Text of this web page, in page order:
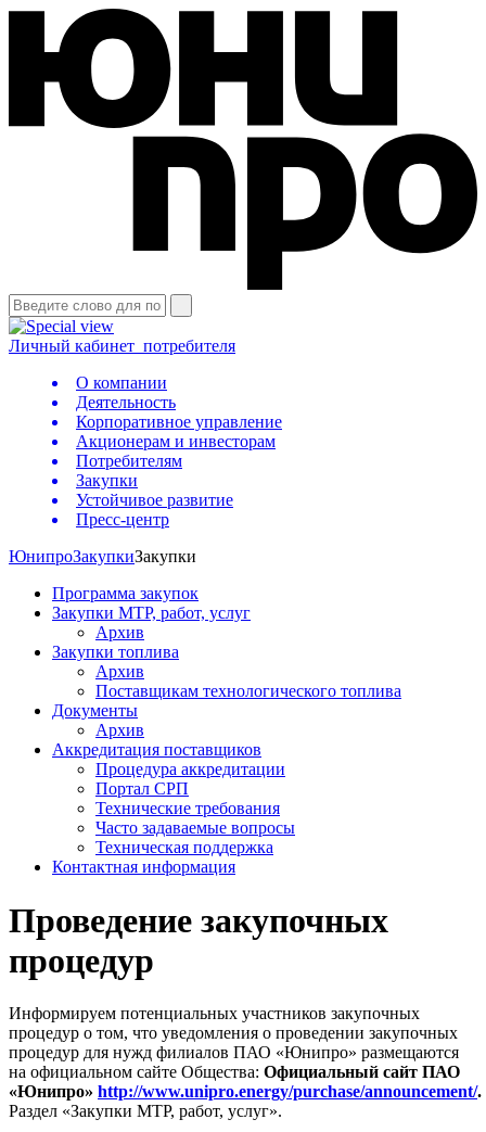
Личный кабинет потребителя
О компании
Деятельность
Корпоративное управление
Акционерам и инвесторам
Потребителям
Закупки
Устойчивое развитие
Пресс-центр
ЮнипроЗакупкиЗакупки
Программа закупок
Закупки МТР, работ, услуг
Архив
Закупки топлива
Архив
Поставщикам технологического топлива
Документы
Архив
Аккредитация поставщиков
Процедура аккредитации
Портал СРП
Технические требования
Часто задаваемые вопросы
Техническая поддержка
Контактная информация
Проведение закупочных
процедур
Информируем потенциальных участников закупочных
процедур о том, что уведомления о проведении закупочных
процедур для нужд филиалов ПАО «Юнипро» размещаются
на официальном сайте Общества: Официальный сайт ПАО
«Юнипро» http://www.unipro.energy/purchase/announcement/.
Раздел «Закупки МТР, работ, услуг».